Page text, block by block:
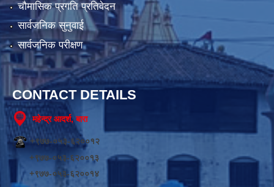
चौमासिक प्रगति प्रतिवेदन
सार्वजनिक सुनुवाई
सार्वजनिक परीक्षण
CONTACT DETAILS
महेन्द्र आदर्श, बारा
+९७७-०५३-६२००१२
+९७७-०५३-६२००१३
+९७७-०५३-६२००१४